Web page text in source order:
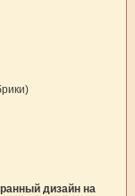
дизайн на